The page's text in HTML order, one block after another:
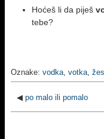
Hoćeš li da piješ
tebe?
Oznake: vodka, votka,
◀ po malo ili pomalo